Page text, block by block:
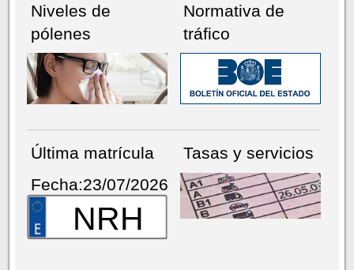
Niveles de
pólenes
Normativa de
tráfico
Última matrícula
Fecha:23/07/2026
NRH
Tasas y servicios